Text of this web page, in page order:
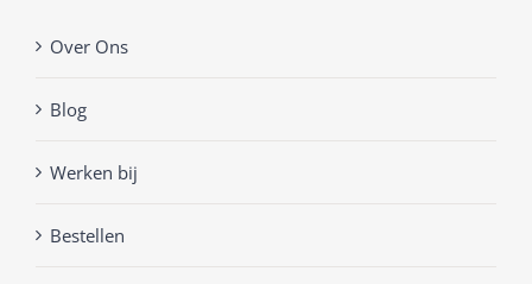
Over Ons
Blog
Werken bij
Bestellen